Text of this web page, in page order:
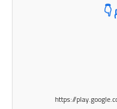
المتوسطة
الابتدائية
👇
https://